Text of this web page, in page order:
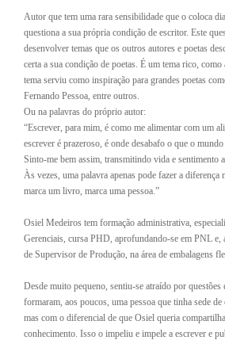
Autor que tem uma rara sensibilidade que o coloca
questiona a sua própria condição de escritor. Este
desenvolver temas que os outros autores e poetas
certa a sua condição de poetas. É um tema rico,
tema serviu como inspiração para grandes poetas
Fernando Pessoa, entre outros.
Ou na palavras do próprio autor:
“Escrever, para mim, é como me alimentar com um
escrever é prazeroso, é onde desabafo o que o
Sinto-me bem assim, transmitindo vida e sentimento
Às vezes, uma palavra apenas pode fazer a diferença
marca um livro, marca uma pessoa.”
Osiel Medeiros tem formação administrativa,
Gerenciais, cursa PHD, aprofundando-se em PNL e,
de Supervisor de Produção, na área de embalagens
Desde muito pequeno, sentiu-se atraído por
formaram, aos poucos, uma pessoa que tinha sede de
mas com o diferencial de que Osiel queria
conhecimento. Isso o impeliu e impele a escrever e